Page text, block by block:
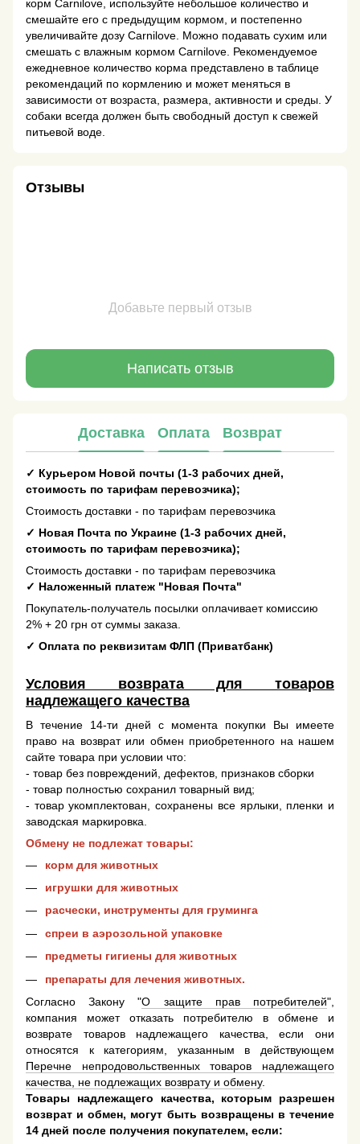
корм Carnilove, используйте небольшое количество и
смешайте его с предыдущим кормом, и постепенно
увеличивайте дозу Carnilove. Можно подавать сухим или
смешать с влажным кормом Carnilove. Рекомендуемое
ежедневное количество корма представлено в таблице
рекомендаций по кормлению и может меняться в
зависимости от возраста, размера, активности и среды. У
собаки всегда должен быть свободный доступ к свежей
питьевой воде.
Отзывы
Добавьте первый отзыв
Написать отзыв
Доставка Оплата Возврат
✓ Курьером Новой почты (1-3 рабочих дней,
стоимость по тарифам перевозчика);
Стоимость доставки - по тарифам перевозчика
✓ Новая Почта по Украине (1-3 рабочих дней,
стоимость по тарифам перевозчика);
Стоимость доставки - по тарифам перевозчика
✓ Наложенный платеж "Новая Почта"
Покупатель-получатель посылки оплачивает комиссию
2% + 20 грн от суммы заказа.
✓ Оплата по реквизитам ФЛП (Приватбанк)
Условия возврата для товаров
надлежащего качества
В течение 14-ти дней с момента покупки Вы имеете
право на возврат или обмен приобретенного на нашем
сайте товара при условии что:
- товар без повреждений, дефектов, признаков сборки
- товар полностью сохранил товарный вид;
- товар укомплектован, сохранены все ярлыки, пленки и
заводская маркировка.
Обмену не подлежат товары:
корм для животных
игрушки для животных
расчески, инструменты для груминга
спреи в аэрозольной упаковке
предметы гигиены для животных
препараты для лечения животных.
Согласно Закону "О защите прав потребителей",
компания может отказать потребителю в обмене и
возврате товаров надлежащего качества, если они
относятся к категориям, указанным в действующем
Перечне непродовольственных товаров надлежащего
качества, не подлежащих возврату и обмену.
Товары надлежащего качества, которым разрешен
возврат и обмен, могут быть возвращены в течение
14 дней после получения покупателем, если: